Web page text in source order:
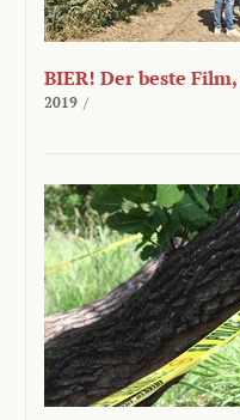
BIER! Der beste
2019 /